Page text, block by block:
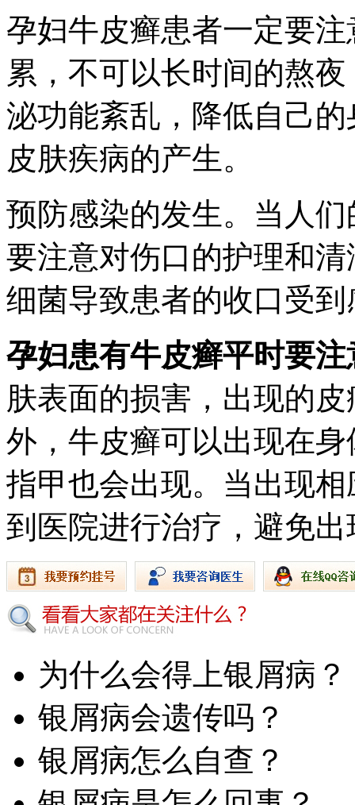
孕妇牛皮癣患者一定要
累，不可以长时间的熬
泌功能紊乱，降低自己
皮肤疾病的产生。
预防感染的发生。当人
要注意对伤口的护理和
细菌导致患者的收口受
孕妇患有牛皮癣平时要注
肤表面的损害，出现的
外，牛皮癣可以出现在
指甲也会出现。当出现
到医院进行治疗，避免
为什么会得上银屑病？
银屑病会遗传吗？
银屑病怎么自查？